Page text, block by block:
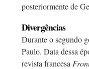
posteriormente de
Divergências
Durante o segundo
Paulo. Data dessa
revista francesa